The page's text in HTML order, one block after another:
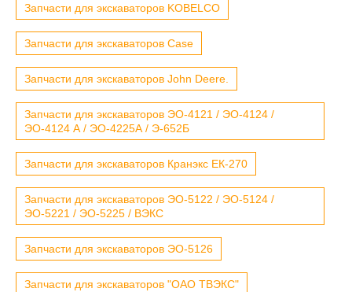
Запчасти для экскаваторов KOBELCO
Запчасти для экскаваторов Case
Запчасти для экскаваторов John Deere.
Запчасти для экскаваторов ЭО-4121 / ЭО-4124 /
ЭО-4124 А / ЭО-4225А / Э-652Б
Запчасти для экскаваторов Кранэкс ЕК-270
Запчасти для экскаваторов ЭО-5122 / ЭО-5124 /
ЭО-5221 / ЭО-5225 / ВЭКС
Запчасти для экскаваторов ЭО-5126
Запчасти для экскаваторов "ОАО ТВЭКС"